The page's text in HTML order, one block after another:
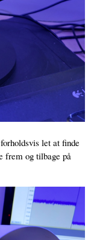
let at finde
frem og tilbage på